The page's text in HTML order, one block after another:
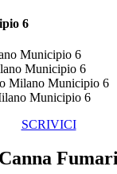
6
Municipio 6
Municipio 6
Milano Municipio 6
Municipio 6
SCRIVICI